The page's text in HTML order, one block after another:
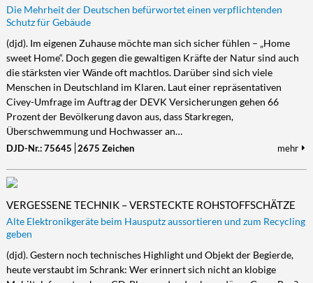
Die Mehrheit der Deutschen befürwortet einen verpflichtenden
Schutz für Gebäude
(djd). Im eigenen Zuhause möchte man sich sicher fühlen – „Home
sweet Home“. Doch gegen die gewaltigen Kräfte der Natur sind auch
die stärksten vier Wände oft machtlos. Darüber sind sich viele
Menschen in Deutschland im Klaren. Laut einer repräsentativen
Civey-Umfrage im Auftrag der DEVK Versicherungen gehen 66
Prozent der Bevölkerung davon aus, dass Starkregen,
Überschwemmung und Hochwasser an…
DJD-Nr.: 75645 2675 Zeichen mehr
VERGESSENE TECHNIK – VERSTECKTE ROHSTOFFSCHÄTZE
Alte Elektronikgeräte beim Hausputz aussortieren und zum Recycling
geben
(djd). Gestern noch technisches Highlight und Objekt der Begierde,
heute verstaubt im Schrank: Wer erinnert sich nicht an klobige